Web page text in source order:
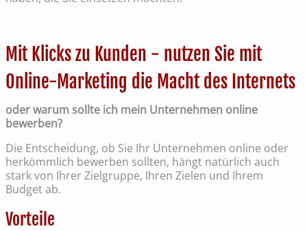
Mit Klicks zu Kunden - nutzen Sie mit
Online-Marketing die Macht des Internets
oder warum sollte ich mein Unternehmen online
bewerben?
Die Entscheidung, ob Sie Ihr Unternehmen online oder
herkömmlich bewerben sollten, hängt natürlich auch
stark von Ihrer Zielgruppe, Ihren Zielen und Ihrem
Budget ab.
Vorteile